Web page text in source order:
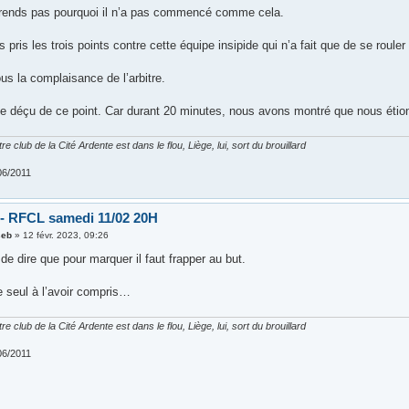
pas pourquoi il n’a pas commencé comme cela.
pris les trois points contre cette équipe insipide qui n’a fait que de se
la complaisance de l’arbitre.
déçu de ce point. Car durant 20 minutes, nous avons montré que nous
club de la Cité Ardente est dans le flou, Liège, lui, sort du brouillard
2011
RFCL samedi 11/02 20H
»12 févr. 2023, 09:26
dire que pour marquer il faut frapper au but.
seul à l’avoir compris…
club de la Cité Ardente est dans le flou, Liège, lui, sort du brouillard
2011